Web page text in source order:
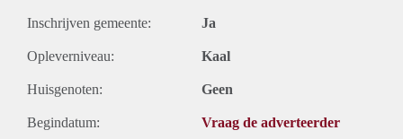
Inschrijven gemeente: Ja
Opleverniveau: Kaal
Huisgenoten: Geen
Begindatum: Vraag de adverteerder